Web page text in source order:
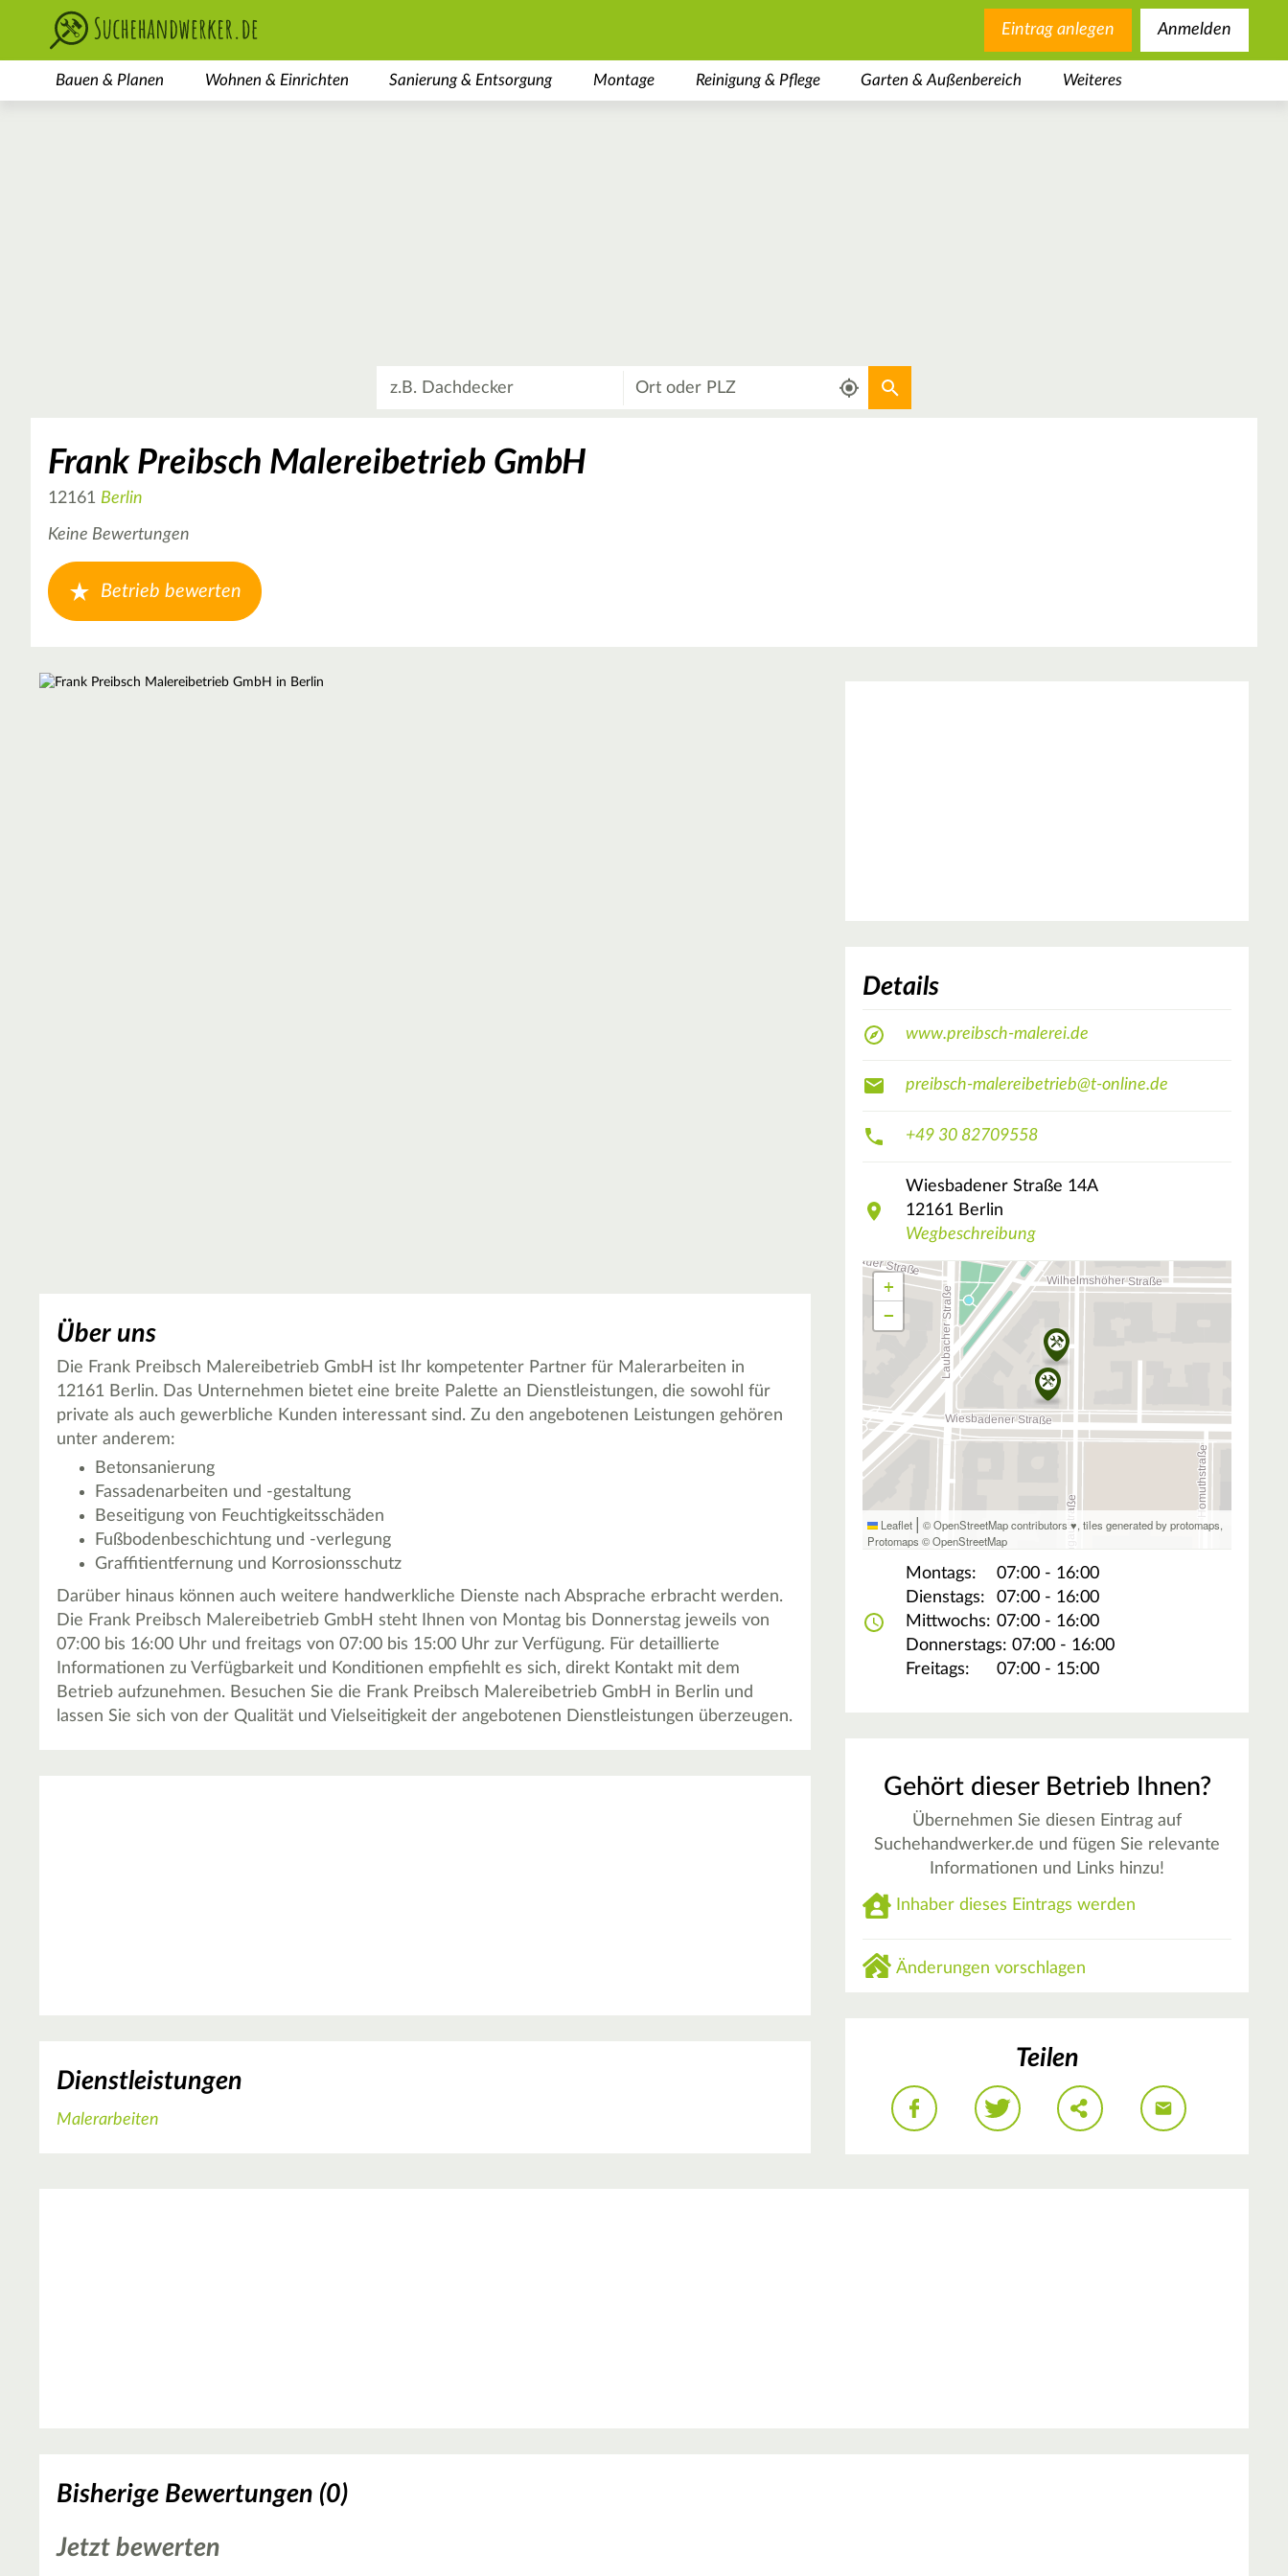
Eintrag anlegen Anmelden
Bauen & Planen Wohnen & Einrichten Sanierung & Entsorgung Montage Reinigung & Pflege Garten & Außenbereich Weiteres
Aktuellen Standort verwenden
Frank Preibsch Malereibetrieb GmbH
12161 Berlin
Keine Bewertungen
Betrieb bewerten
Über uns
Die Frank Preibsch Malereibetrieb GmbH ist Ihr kompetenter Partner für Malerarbeiten in
12161 Berlin. Das Unternehmen bietet eine breite Palette an Dienstleistungen, die sowohl für
private als auch gewerbliche Kunden interessant sind. Zu den angebotenen Leistungen gehören
unter anderem:
Betonsanierung
Fassadenarbeiten und -gestaltung
Beseitigung von Feuchtigkeitsschäden
Fußbodenbeschichtung und -verlegung
Graffitientfernung und Korrosionsschutz
Darüber hinaus können auch weitere handwerkliche Dienste nach Absprache erbracht werden.
Die Frank Preibsch Malereibetrieb GmbH steht Ihnen von Montag bis Donnerstag jeweils von
07:00 bis 16:00 Uhr und freitags von 07:00 bis 15:00 Uhr zur Verfügung. Für detaillierte
Informationen zu Verfügbarkeit und Konditionen empfiehlt es sich, direkt Kontakt mit dem
Betrieb aufzunehmen. Besuchen Sie die Frank Preibsch Malereibetrieb GmbH in Berlin und
lassen Sie sich von der Qualität und Vielseitigkeit der angebotenen Dienstleistungen überzeugen.
Dienstleistungen
Malerarbeiten
Details
www.preibsch-malerei.de
preibsch-malereibetrieb@t-online.de
+49 30 82709558
Wiesbadener Straße 14A
12161 Berlin
Wegbeschreibung
+
−
Leaflet | © OpenStreetMap contributors ♥,tiles generated by protomaps,
Protomaps ©OpenStreetMap
Montags:
07:00 - 16:00
Dienstags:
07:00 - 16:00
Mittwochs: 07:00 - 16:00
Donnerstags: 07:00 - 16:00
Freitags:
07:00 - 15:00
Gehört dieser Betrieb Ihnen?
Übernehmen Sie diesen Eintrag auf
Suchehandwerker.de und fügen Sie relevante
Informationen und Links hinzu!
Inhaber dieses Eintrags werden
Änderungen vorschlagen
Teilen
Bisherige Bewertungen (0)
Jetzt bewerten